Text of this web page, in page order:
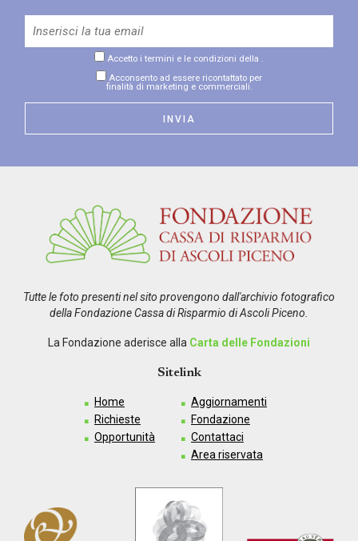
Accetto i termini e le condizioni della .
Acconsento ad essere ricontattato per
finalità di marketing e commerciali.
Tutte le foto presenti nel sito provengono dall'archivio fotografico
della Fondazione Cassa di Risparmio di Ascoli Piceno.
La Fondazione aderisce alla Carta delle Fondazioni
Sitelink
Home
Richieste
Opportunità
Aggiornamenti
Fondazione
Contattaci
Area riservata